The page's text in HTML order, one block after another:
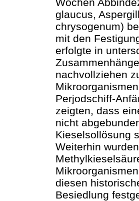
glaucus,
chrysogenum)
mit den
erfolgte in
nachvollziehen
Perjodschiff-
zeigten, dass
nicht
Kieselsollösung
Weiterhin
diesen
Besiedlung